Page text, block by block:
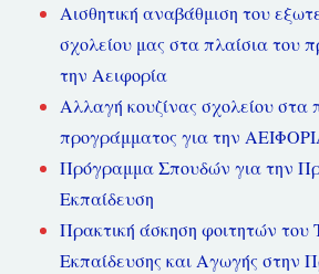
Αισθητική αναβάθμιση του
σχολείου μας στα πλαίσια του
την Αειφορία
Αλλαγή κουζίνας σχολείου στα
προγράμματος για την
Πρόγραμμα Σπουδών για την
Εκπαίδευση
Πρακτική άσκηση φοιτητών του
Εκπαίδευσης και Αγωγής στην